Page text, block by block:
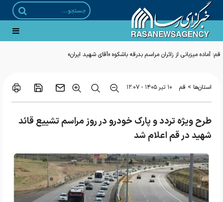
قم؛ آماده میزبانی از زائران مراسم بدرقه باشکوه «آقای شهید ایران»
استان‌ها > قم ۱۰ تير ۱۴۰۵ - ۱۲:۰۷
طرح ویژه تردد و پارک خودرو در روز مراسم تشییع قائد
شهید در قم اعلام شد